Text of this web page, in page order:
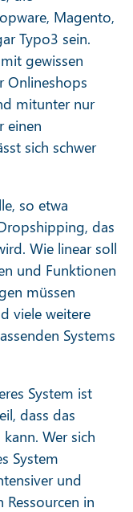
Magento,
Typo3 sein.
gewissen
Onlineshops
mitunter nur
einen
sich schwer
so etwa
das
Wie linear soll
und Funktionen
müssen
viele weitere
Systems
System ist
dass das
Wer sich
System
und
in